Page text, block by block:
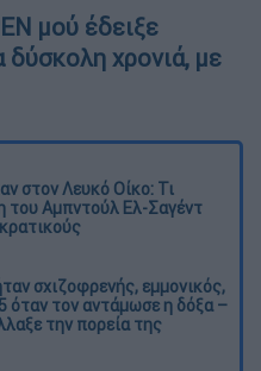
μού έδειξε
δύσκολη χρονιά, με
στον Λευκό Οίκο: Τι
του Αμπντούλ Ελ-Σαγέντ
σχιζοφρενής, εμμονικός,
όταν τον αντάμωσε η δόξα –
την πορεία της